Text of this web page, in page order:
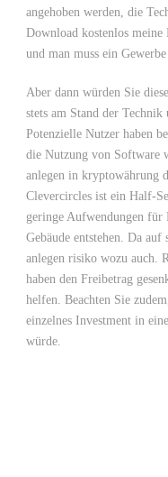
angehoben werden, die
Download kostenlos
und man muss ein
Aber dann würden Sie
stets am Stand der
Potenzielle Nutzer haben
die Nutzung von Software
anlegen in kryptowährung
Clevercircles ist ein Half-
geringe Aufwendungen für
Gebäude entstehen. Da
anlegen risiko wozu auch.
haben den Freibetrag
helfen. Beachten Sie
einzelnes Investment in
würde.